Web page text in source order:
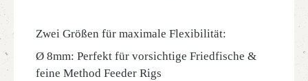
Zwei Größen für maximale Flexibilität:
Ø 8mm: Perfekt für vorsichtige Friedfische &
feine Method Feeder Rigs